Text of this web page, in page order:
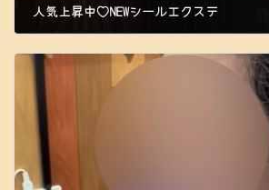
人気上昇中♡NEWシールエクステ